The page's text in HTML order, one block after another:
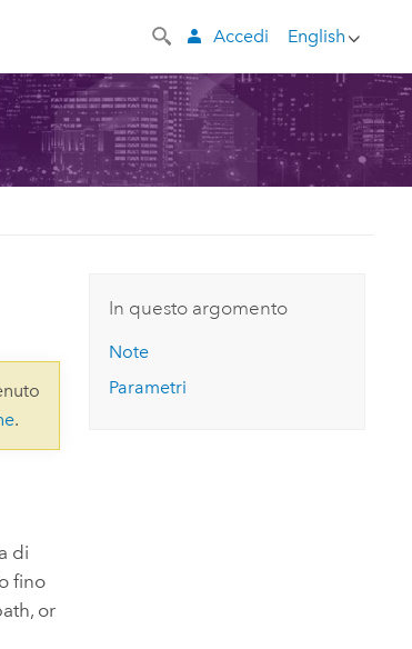
English
Accedi
.
di
fino
or
In questo argomento
Note
Parametri